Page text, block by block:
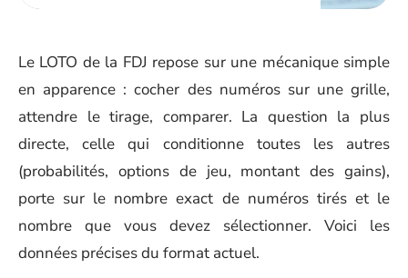
Le LOTO de la FDJ repose sur une mécanique simple
en apparence : cocher des numéros sur une grille,
attendre le tirage, comparer. La question la plus
directe, celle qui conditionne toutes les autres
(probabilités, options de jeu, montant des gains),
porte sur le nombre exact de numéros tirés et le
nombre que vous devez sélectionner. Voici les
données précises du format actuel.